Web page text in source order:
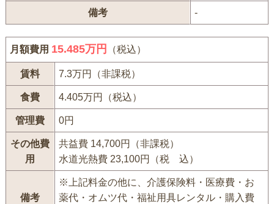
備考 -
月額費用 15.485万円 （税込）
賃料 7.3万円（非課税）
食費 4.405万円（税込）
管理費 0円
その他費
用
共益費 14,700円（非課税）
水道光熱費 23,100円（税 込）
備考
※上記料金の他に、介護保険料・医療費・お
薬代・オムツ代・福祉用具レンタル・購入費